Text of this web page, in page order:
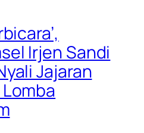
Irjen Sandi
Jajaran